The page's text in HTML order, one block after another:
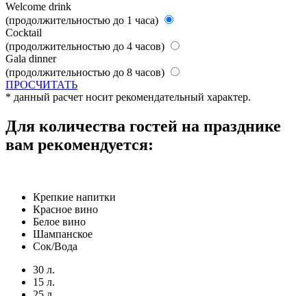
Welcome drink
(продолжительностью до 1 часа)
Cocktail
(продолжительностью до 4 часов)
Gala dinner
(продолжительностью до 8 часов)
ПРОСЧИТАТЬ
* данный расчет носит рекомендательный характер.
Для количества гостей на празднике
вам рекомендуется:
Крепкие напитки
Красное вино
Белое вино
Шампанское
Сок/Вода
30 л.
15 л.